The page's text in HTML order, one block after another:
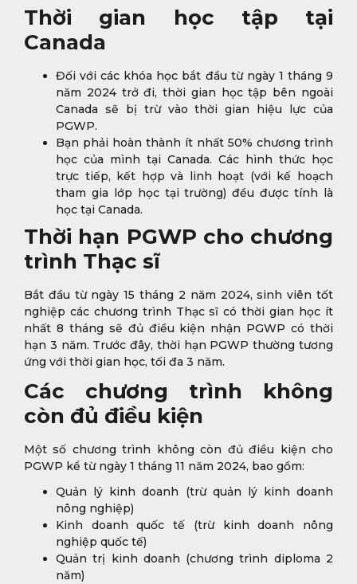
Thời gian học tập tại
Canada
Đối với các khóa học bắt đầu từ ngày 1 tháng 9
năm 2024 trở đi, thời gian học tập bên ngoài
Canada sẽ bị trừ vào thời gian hiệu lực của
PGWP.
Bạn phải hoàn thành ít nhất 50% chương trình
học của mình tại Canada. Các hình thức học
trực tiếp, kết hợp và linh hoạt (với kế hoạch
tham gia lớp học tại trường) đều được tính là
học tại Canada.
Thời hạn PGWP cho chương
trình Thạc sĩ
Bắt đầu từ ngày 15 tháng 2 năm 2024, sinh viên tốt
nghiệp các chương trình Thạc sĩ có thời gian học ít
nhất 8 tháng sẽ đủ điều kiện nhận PGWP có thời
hạn 3 năm. Trước đây, thời hạn PGWP thường tương
ứng với thời gian học, tối đa 3 năm.
Các chương trình không
còn đủ điều kiện
Một số chương trình không còn đủ điều kiện cho
PGWP kể từ ngày 1 tháng 11 năm 2024, bao gồm:
Quản lý kinh doanh (trừ quản lý kinh doanh
nông nghiệp)
Kinh doanh quốc tế (trừ kinh doanh nông
nghiệp quốc tế)
Quản trị kinh doanh (chương trình diploma 2
năm)